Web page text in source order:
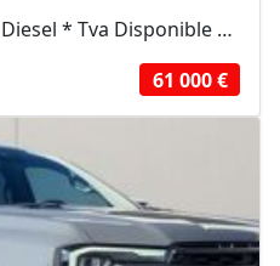
Ford ranger Raptor 2.0L Diesel * Tva Disponible * Garantie * Prix ttc /
61 000 €